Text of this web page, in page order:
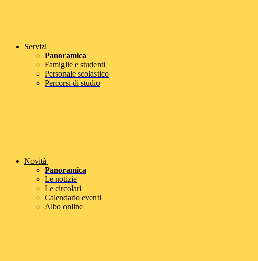
Servizi
Panoramica
Famiglie e studenti
Personale scolastico
Percorsi di studio
Novità
Panoramica
Le notizie
Le circolari
Calendario eventi
Albo online